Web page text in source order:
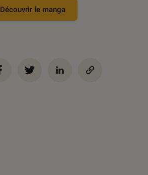
Découvrir le manga